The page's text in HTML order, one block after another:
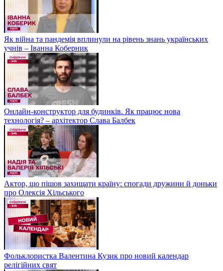
Як війна та пандемія вплинули на рівень знань українських
учнів – Іванна Коберник
Онлайн-конструктор для будинків. Як працює нова
технологія? – архітектор Слава Балбек
Актор, що пішов захищати країну: спогади дружини й доньки
про Олексія Хільського
Фольклористка Валентина Кузик про новий календар
релігійних свят